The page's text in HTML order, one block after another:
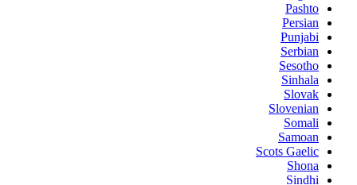
Pashto
Persian
Punjabi
Serbian
Sesotho
Sinhala
Slovak
Slovenian
Somali
Samoan
Scots Gaelic
Shona
Sindhi